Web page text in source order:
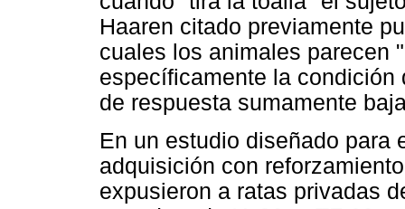
Haaren citado previamente
cuales los animales parecen
específicamente la condición
de respuesta sumamente
En un estudio diseñado para
adquisición con
expusieron a ratas privadas